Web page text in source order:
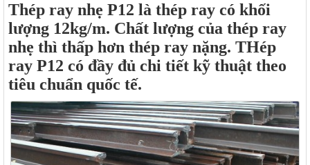
Thép ray nhẹ P12 là thép ray có khối
lượng 12kg/m. Chất lượng của thép ray
nhẹ thì thấp hơn thép ray nặng. THép
ray P12 có đầy đủ chi tiết kỹ thuật theo
tiêu chuẩn quốc tế.